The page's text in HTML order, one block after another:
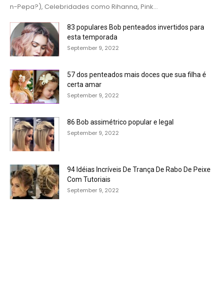
n-Pepa?), Celebridades como Rihanna, Pink...
83 populares Bob penteados invertidos para
esta temporada
September 9, 2022
57 dos penteados mais doces que sua filha é
certa amar
September 9, 2022
86 Bob assimétrico popular e legal
September 9, 2022
94 Idéias Incríveis De Trança De Rabo De Peixe
Com Tutoriais
September 9, 2022